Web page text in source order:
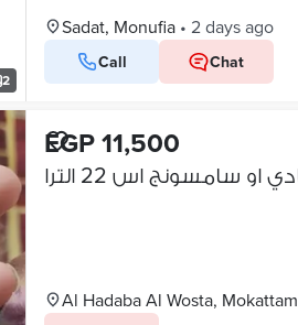
2
Sadat, Monufia • 2 days ago
Call Chat
EGP 11,500
Al Hadaba Al Wosta, Mokattam